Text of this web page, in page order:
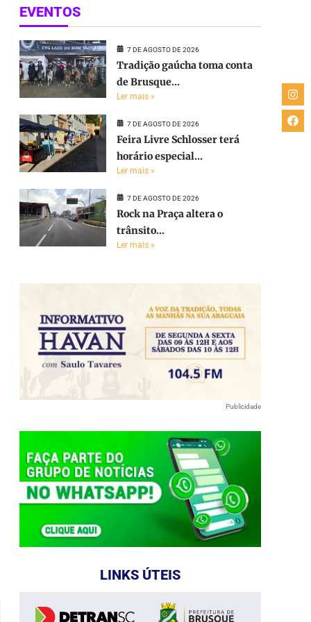
EVENTOS
7 DE AGOSTO DE 2026
Tradição gaúcha toma conta
de Brusque...
Ler mais »
7 DE AGOSTO DE 2026
Feira Livre Schlosser terá
horário especial...
Ler mais »
7 DE AGOSTO DE 2026
Rock na Praça altera o
trânsito...
Ler mais »
Publicidade
LINKS ÚTEIS